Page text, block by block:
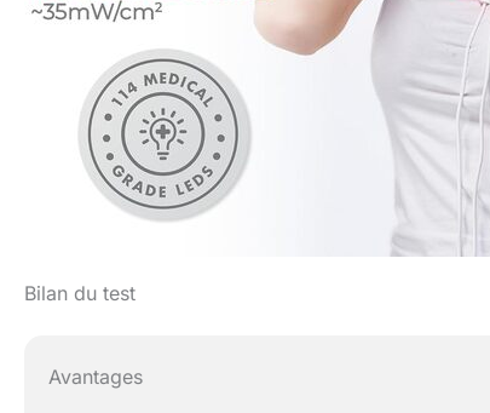
Bilan du test
Avantages